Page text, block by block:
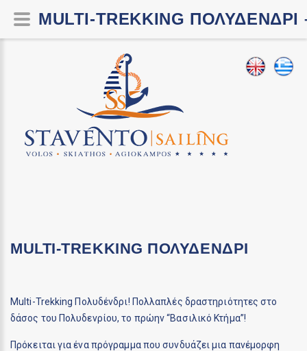
ΜULTI-TREKKING ΠΟΛΥΔΈΝΔΡΙ
Μulti-Trekking Πολυδένδρι! Πολλαπλές δραστηριότητες στο
δάσος του Πολυδενρίου, το πρώην “Βασιλικό Κτήμα”!
Πρόκειται για ένα πρόγραμμα που συνδυάζει μια πανέμορφη
ΜULTI-TREKKING